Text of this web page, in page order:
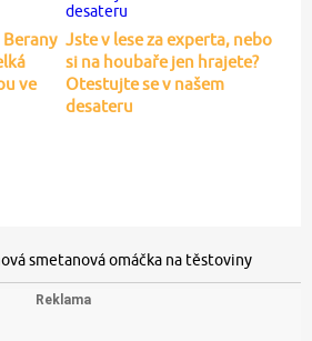
ve
Jste v lese za experta, nebo
si na houbaře jen hrajete?
Otestujte se v našem
desateru
smetanová omáčka na těstoviny